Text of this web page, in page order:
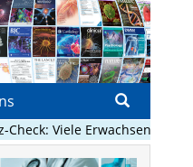
Viele Erwachsene mit